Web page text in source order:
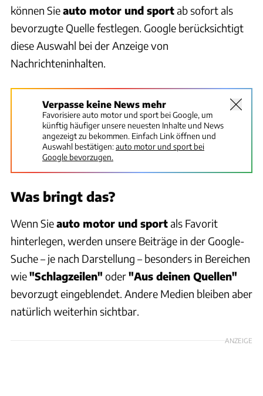
können Sieauto motor und sportab sofort als
bevorzugte Quelle festlegen. Google berücksichtigt
diese Auswahl bei der Anzeige von
Nachrichteninhalten.
Verpasse keine News mehr
Favorisiere auto motor und sport bei Google, um
künftig häufiger unsere neuesten Inhalte und News
angezeigt zu bekommen. Einfach Link öffnen und
Auswahl bestätigen:auto motor und sport bei
Google bevorzugen.
Was bringt das?
Wenn Sieauto motor und sportals Favorit
hinterlegen, werden unsere Beiträge in der Google-
Suche – je nach Darstellung – besonders in Bereichen
wie"Schlagzeilen" oder"Aus deinen Quellen"
bevorzugt eingeblendet. Andere Medien bleiben aber
natürlich weiterhin sichtbar.
ANZEIGE